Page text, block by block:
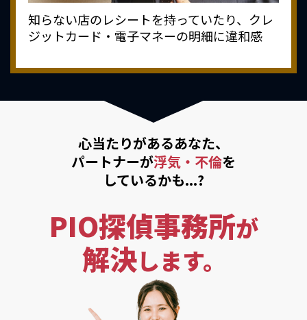
知らない店のレシートを持っていたり、クレ
ジットカード・電子マネーの明細に違和感
心当たりがあるあなた、
パートナーが浮気・不倫を
しているかも...?
PIO探偵事務所が
解決します。